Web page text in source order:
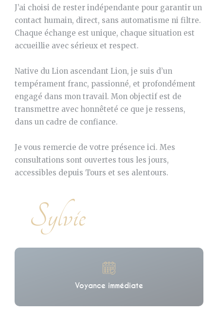
J’ai choisi de rester indépendante pour garantir un
contact humain, direct, sans automatisme ni filtre.
Chaque échange est unique, chaque situation est
accueillie avec sérieux et respect.
Native du Lion ascendant Lion, je suis d’un
tempérament franc, passionné, et profondément
engagé dans mon travail. Mon objectif est de
transmettre avec honnêteté ce que je ressens,
dans un cadre de confiance.
Je vous remercie de votre présence ici. Mes
consultations sont ouvertes tous les jours,
accessibles depuis Tours et ses alentours.
Sylvie
Voyance immédiate